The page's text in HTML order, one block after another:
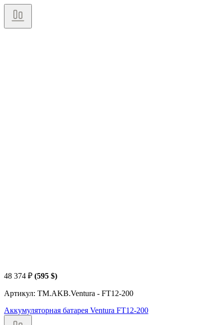
48 374 ₽ (595 $)
Артикул: TM.AKB.Ventura - FT12-200
Аккумуляторная батарея Ventura FT12-200